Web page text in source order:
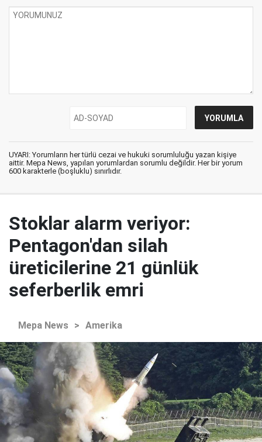
UYARI: Yorumların her türlü cezai ve hukuki sorumluluğu yazan kişiye
aittir. Mepa News, yapılan yorumlardan sorumlu değildir. Her bir yorum
600 karakterle (boşluklu) sınırlıdır.
Stoklar alarm veriyor:
Pentagon'dan silah
üreticilerine 21 günlük
seferberlik emri
Mepa News > Amerika